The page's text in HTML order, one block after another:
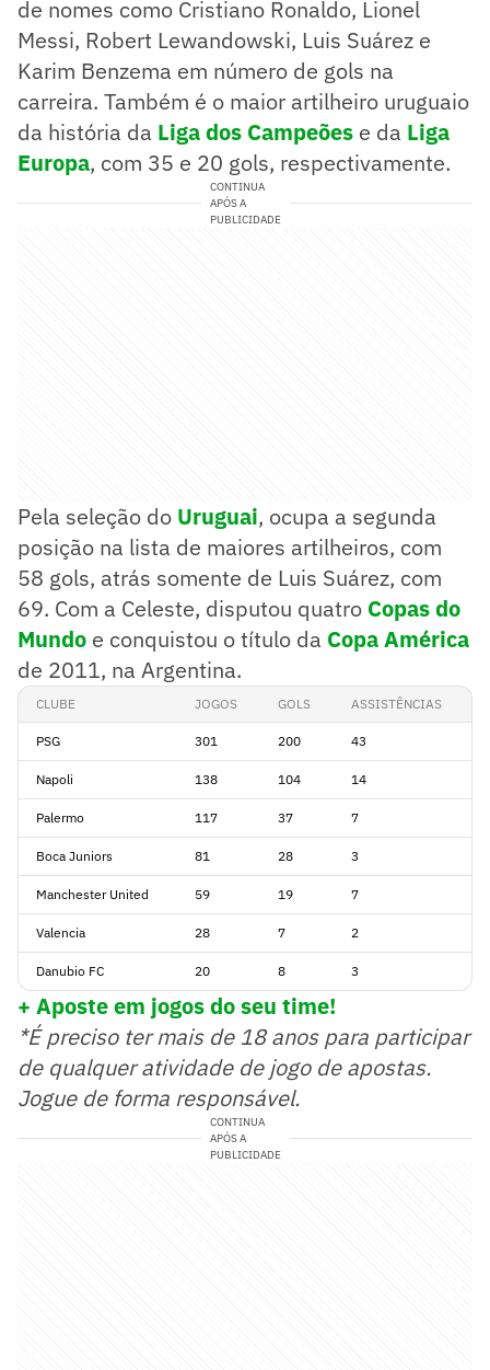
de nomes como Cristiano Ronaldo, Lionel
Messi, Robert Lewandowski, Luis Suárez e
Karim Benzema em número de gols na
carreira. Também é o maior artilheiro uruguaio
da história da Liga dos Campeões e da Liga
Europa, com 35 e 20 gols, respectivamente.
CONTINUA
APÓS A
PUBLICIDADE
Pela seleção do Uruguai, ocupa a segunda
posição na lista de maiores artilheiros, com
58 gols, atrás somente de Luis Suárez, com
69. Com a Celeste, disputou quatro Copas do
Mundo e conquistou o título da Copa América
de 2011, na Argentina.
CLUBE JOGOS GOLS ASSISTÊNCIAS
PSG 301 200 43
Napoli 138 104 14
Palermo 117 37 7
Boca Juniors 81 28 3
Manchester United 59 19 7
Valencia 28 7 2
Danubio FC 20 8 3
+ Aposte em jogos do seu time!
*É preciso ter mais de 18 anos para participar
de qualquer atividade de jogo de apostas.
Jogue de forma responsável.
CONTINUA
APÓS A
PUBLICIDADE